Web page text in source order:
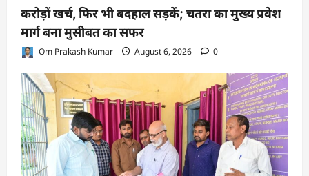
करोड़ों खर्च, फिर भी बदहाल सड़कें; चतरा का मुख्य प्रवेश
मार्ग बना मुसीबत का सफर
Om Prakash Kumar August 6, 2026 0